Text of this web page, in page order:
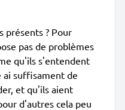
présents ? Pour
pas de problèmes
qu'ils s'entendent
ai suffisament de
et qu'ils aient
d'autres cela peu